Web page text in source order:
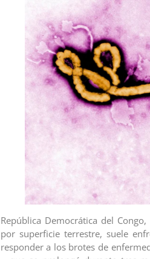
República Democrática del
por superficie terrestre, suele
responder a los brotes de